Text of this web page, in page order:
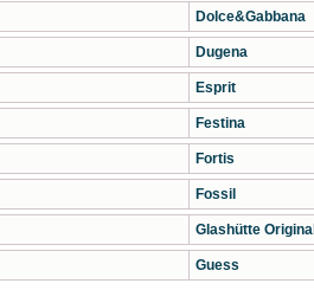
Dolce&Gabbana
Dugena
Esprit
Festina
Fortis
Fossil
Glashütte Original
Guess